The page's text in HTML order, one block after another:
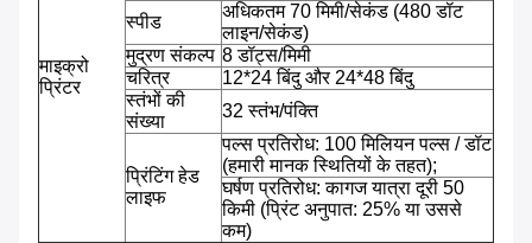
माइक्रो
प्रिंटर
स्पीड
अधिकतम 70 मिमी/सेकंड (480 डॉट
लाइन/सेकंड)
मुद्रण संकल्प 8 डॉट्स/मिमी
चरित्र
12*24 बिंदु और 24*48 बिंदु
स्तंभों की
संख्या
32 स्तंभ/पंक्ति
प्रिंटिंग हेड
लाइफ
पल्स प्रतिरोध: 100 मिलियन पल्स / डॉट
(हमारी मानक स्थितियों के तहत);
घर्षण प्रतिरोध: कागज यात्रा दूरी 50
किमी (प्रिंट अनुपात: 25% या उससे
कम)